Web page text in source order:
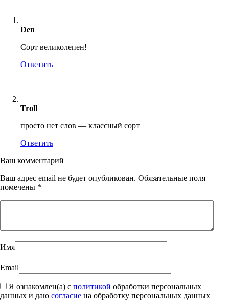
Den
Сорт великолепен!
Ответить
Troll
просто нет слов — классный сорт
Ответить
Ваш комментарий
Ваш адрес email не будет опубликован. Обязательные поля
помечены *
Имя
Email
Я ознакомлен(а) с политикой обработки персональных
данных и даю согласие на обработку персональных данных